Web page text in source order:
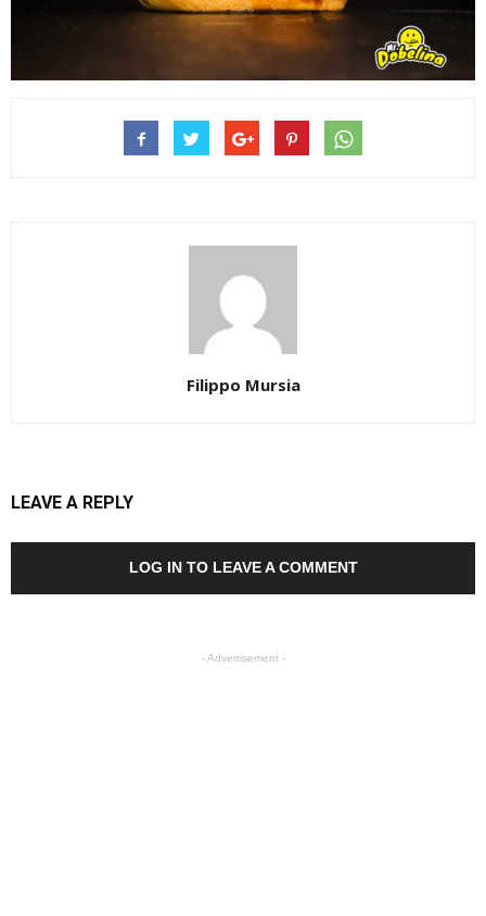
Filippo Mursia
LEAVE A REPLY
LOG IN TO LEAVE A COMMENT
- Advertisement -